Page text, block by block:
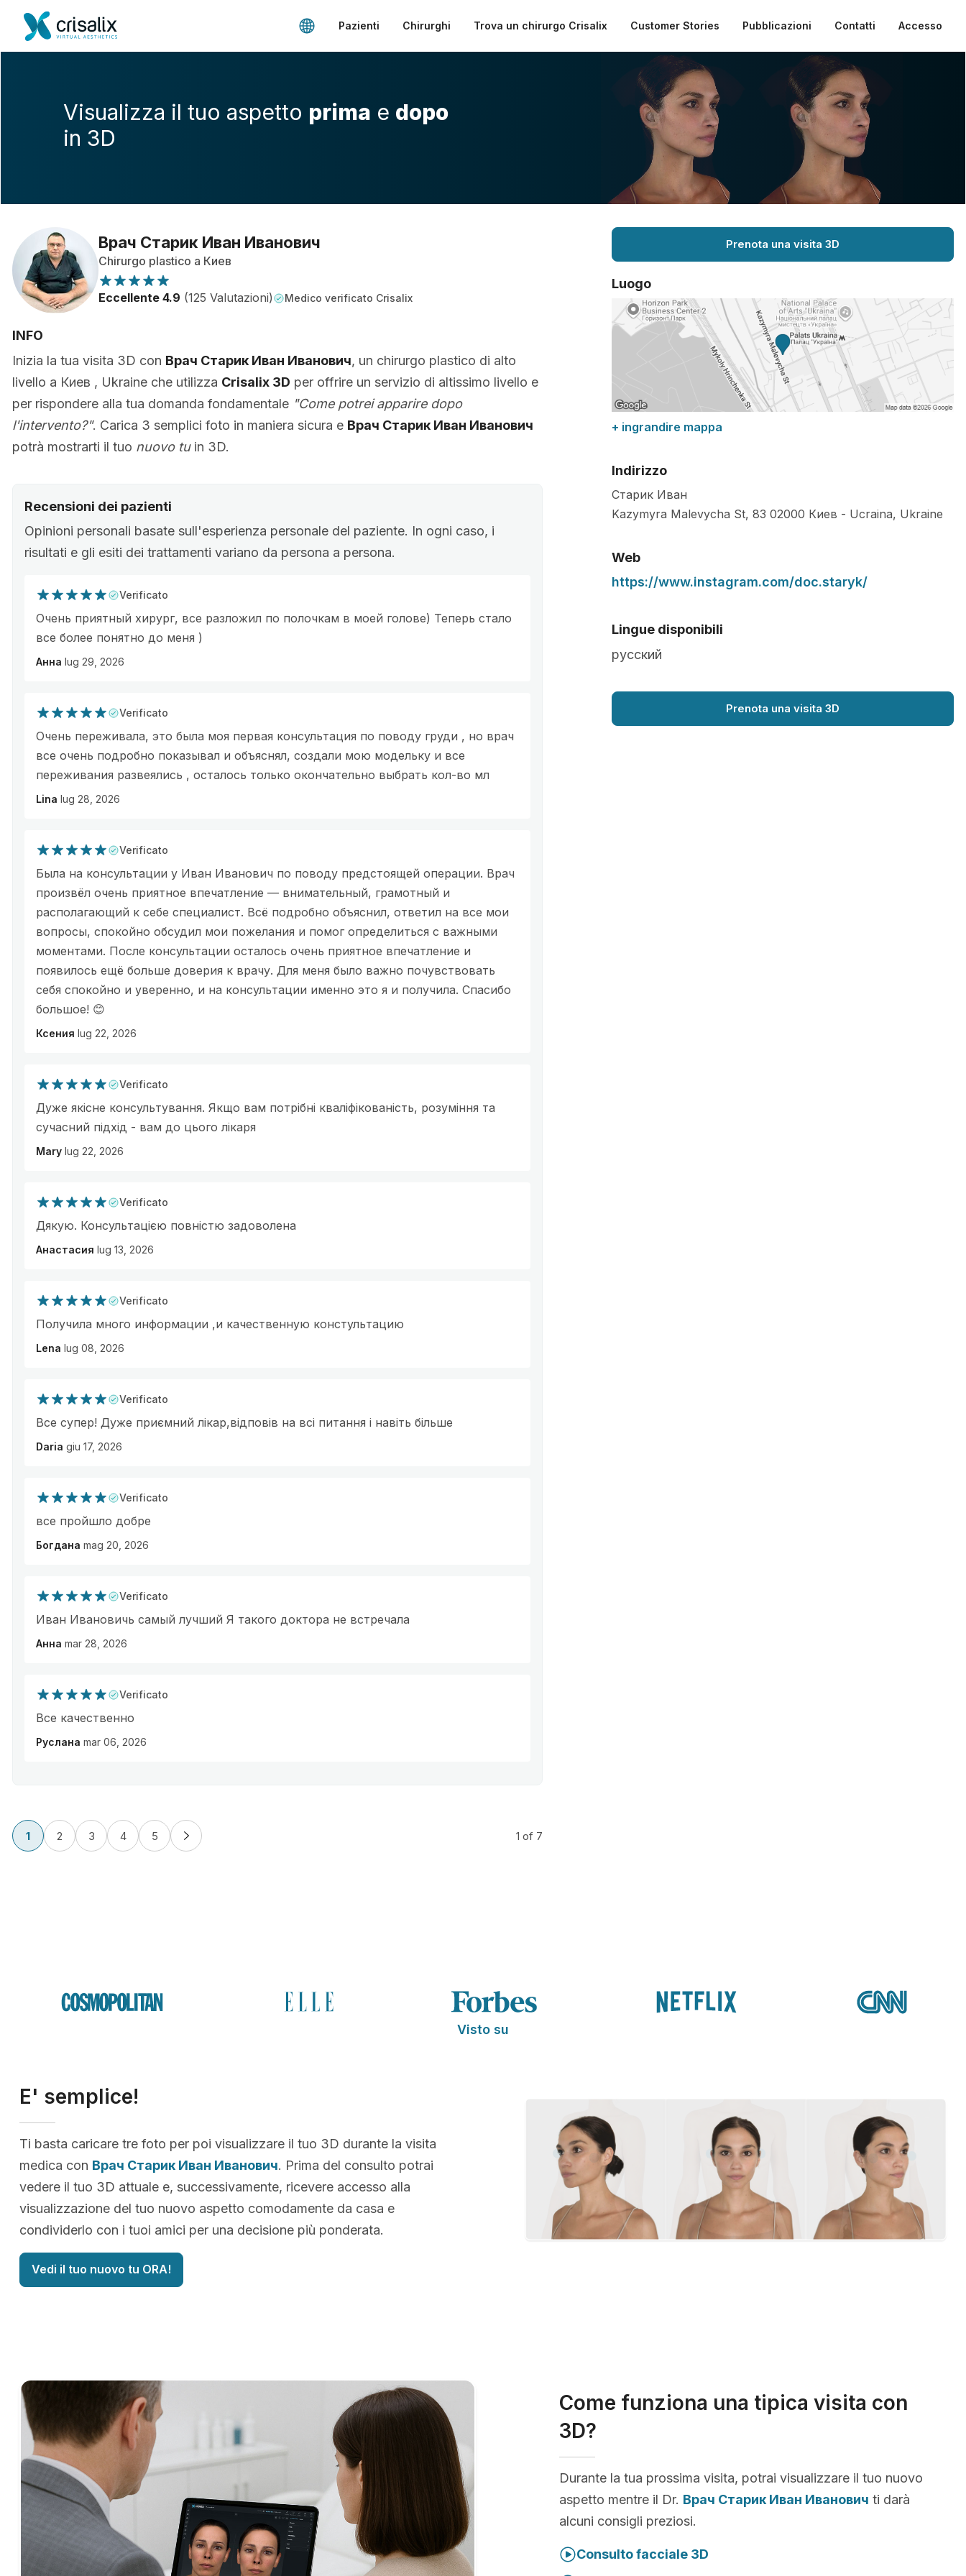
Pazienti Chirurghi Trova un chirurgo Crisalix Customer Stories Pubblicazioni Contatti Accesso
Visualizza il tuo aspetto prima e dopo
in 3D
Врач Старик Иван Иванович
Chirurgo plastico a Киев
Eccellente 4.9 (125 Valutazioni) Medico verificato Crisalix
INFO
Inizia la tua visita 3D con Врач Старик Иван Иванович, un chirurgo plastico di alto
livello a Киев , Ukraine che utilizza Crisalix 3D per offrire un servizio di altissimo livello e
per rispondere alla tua domanda fondamentale "Come potrei apparire dopo
l'intervento?". Carica 3 semplici foto in maniera sicura e Врач Старик Иван Иванович
potrà mostrarti il tuo nuovo tuin 3D.
Recensioni dei pazienti
Opinioni personali basate sull'esperienza personale del paziente. In ogni caso, i
risultati e gli esiti dei trattamenti variano da persona a persona.
Verificato
Очень приятный хирург, все разложил по полочкам в моей голове) Теперь стало
все более понятно до меня )
Анна lug 29, 2026
Verificato
Очень переживала, это была моя первая консультация по поводу груди , но врач
все очень подробно показывал и объяснял, создали мою модельку и все
переживания развеялись , осталось только окончательно выбрать кол-во мл
Lina lug 28, 2026
Verificato
Была на консультации у Иван Иванович по поводу предстоящей операции. Врач
произвёл очень приятное впечатление — внимательный, грамотный и
располагающий к себе специалист. Всё подробно объяснил, ответил на все мои
вопросы, спокойно обсудил мои пожелания и помог определиться с важными
моментами. После консультации осталось очень приятное впечатление и
появилось ещё больше доверия к врачу. Для меня было важно почувствовать
себя спокойно и уверенно, и на консультации именно это я и получила. Спасибо
большое! 😊
Ксения lug 22, 2026
Verificato
Дуже якісне консультування. Якщо вам потрібні кваліфікованість, розуміння та
сучасний підхід - вам до цього лікаря
Mary lug 22, 2026
Verificato
Дякую. Консультацією повністю задоволена
Анастасия lug 13, 2026
Verificato
Получила много информации ,и качественную констультацию
Lena lug 08, 2026
Verificato
Все супер! Дуже приємний лікар,відповів на всі питання і навіть більше
Daria giu 17, 2026
Verificato
все пройшло добре
Богдана mag 20, 2026
Verificato
Иван Ивановичь самый лучший Я такого доктора не встречала
Анна mar 28, 2026
Verificato
Все качественно
Руслана mar 06, 2026
1 2 3 4 5 1 of 7
Prenota una visita 3D
Luogo
+ ingrandire mappa
Indirizzo
Старик Иван
Kazymyra Malevycha St, 83 02000 Киев - Ucraina, Ukraine
Web
https://www.instagram.com/doc.staryk/
Lingue disponibili
русский
Prenota una visita 3D
Visto su
E' semplice!
Ti basta caricare tre foto per poi visualizzare il tuo 3D durante la visita
medica con Врач Старик Иван Иванович. Prima del consulto potrai
vedere il tuo 3D attuale e, successivamente, ricevere accesso alla
visualizzazione del tuo nuovo aspetto comodamente da casa e
condividerlo con i tuoi amici per una decisione più ponderata.
Vedi il tuo nuovo tu ORA!
Come funziona una tipica visita con
3D?
Durante la tua prossima visita, potrai visualizzare il tuo nuovo
aspetto mentre il Dr. Врач Старик Иван Иванович ti darà
alcuni consigli preziosi.
Consulto facciale 3D